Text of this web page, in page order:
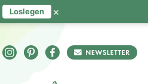
Loslegen ×